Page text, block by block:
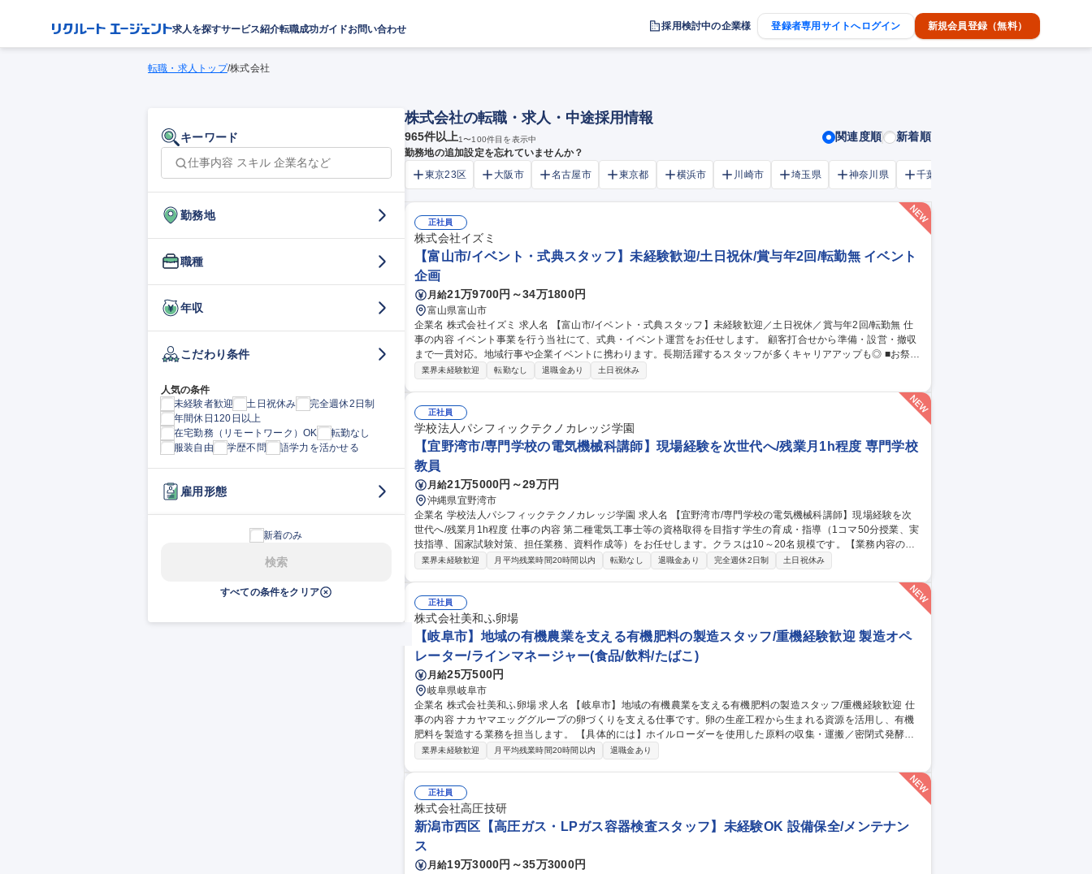
求人を探すサービス紹介転職成功ガイドお問い合わせ 採用検討中の企業様 登録者専用サイトへログイン 新規会員登録（無料）
転職・求人トップ/株式会社
キーワード
勤務地
職種
年収
こだわり条件
人気の条件
未経験者歓迎
土日祝休み
完全週休2日制
年間休日120日以上
在宅勤務（リモートワーク）OK
転勤なし
服装自由
学歴不問 語学力を活かせる
雇用形態
新着のみ
検索
すべての条件をクリア
株式会社の転職・求人・中途採用情報
965件以上1〜100件目を表示中 関連度順 新着順
勤務地の追加設定を忘れていませんか？
東京23区
大阪市 名古屋市 東京都 横浜市 川崎市 埼玉県 神奈川県 千葉市
正社員
株式会社イズミ
【富山市/イベント・式典スタッフ】未経験歓迎/土日祝休/賞与年2回/転勤無 イベント
企画
月給21万9700円～34万1800円
富山県富山市
企業名 株式会社イズミ 求人名 【富山市/イベント・式典スタッフ】未経験歓迎／土日祝休／賞与年2回/転勤無 仕
事の内容 イベント事業を行う当社にて、式典・イベント運営をお任せします。 顧客打合せから準備・設営・撤収
まで一貫対応。地域行事や企業イベントに携わります。長期活躍するスタッフが多くキャリアアップも◎ ■お祭
り・企業行事・市町村イベントの打合せ・提案・進行補助 ■地鎮祭・起工式などの式典準備（様式に沿った設営）
歓迎／土日祝休／賞与年2回/転勤無
業界未経験歓迎 転勤なし 退職金あり 土日祝休み
正社員
学校法人パシフィックテクノカレッジ学園
【宜野湾市/専門学校の電気機械科講師】現場経験を次世代へ/残業月1h程度 専門学校
教員
月給21万5000円～29万円
沖縄県宜野湾市
企業名 学校法人パシフィックテクノカレッジ学園 求人名 【宜野湾市/専門学校の電気機械科講師】現場経験を次
世代へ/残業月1h程度 仕事の内容 第二種電気工事士等の資格取得を目指す学生の育成・指導（1コマ50分授業、実
技指導、国家試験対策、担任業務、資料作成等）をお任せします。クラスは10～20名規模です。【業務内容の変
更範囲】変更なし ■電気機械科における授業・実技指導（1コマ50分） ■国家試験対策指導 ■クラス担任業務（10
ートし、模擬授業を経て教壇に立つ流れのため教員未経験でも安心です。 募集職種 【宜野湾市/専門学校の電気機
械科講師】現場経験を次世代へ/残業月1h程度
業界未経験歓迎 月平均残業時間20時間以内 転勤なし 退職金あり 完全週休2日制 土日祝休み
正社員
株式会社美和ふ卵場
【岐阜市】地域の有機農業を支える有機肥料の製造スタッフ/重機経験歓迎 製造オペ
レーター/ラインマネージャー(食品/飲料/たばこ)
月給25万500円
岐阜県岐阜市
企業名 株式会社美和ふ卵場 求人名 【岐阜市】地域の有機農業を支える有機肥料の製造スタッフ/重機経験歓迎 仕
事の内容 ナカヤマエッググループの卵づくりを支える仕事です。卵の生産工程から生まれる資源を活用し、有機
肥料を製造する業務を担当します。 【具体的には】ホイルローダーを使用した原料の収集・運搬／密閉式発酵設
備への投入・運転管理／有機肥料のペレット加工／袋詰め／設備の日常点検・清掃など。 【やりがい】卵づくり
業界未経験歓迎 月平均残業時間20時間以内 退職金あり
正社員
株式会社高圧技研
新潟市西区【高圧ガス・LPガス容器検査スタッフ】未経験OK 設備保全/メンテナン
ス
月給19万3000円～35万3000円